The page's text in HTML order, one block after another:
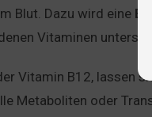
Blut. Dazu wird eine
Vitaminen
Vitamin B12, lassen
Metaboliten oder